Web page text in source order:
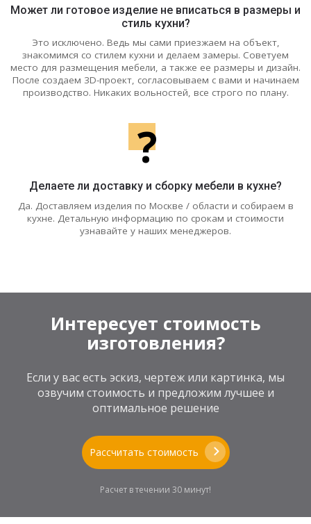
Может ли готовое изделие не вписаться в размеры и
стиль кухни?
Это исключено. Ведь мы сами приезжаем на объект,
знакомимся со стилем кухни и делаем замеры. Советуем
место для размещения мебели, а также ее размеры и дизайн.
После создаем 3D-проект, согласовываем с вами и начинаем
производство. Никаких вольностей, все строго по плану.
?
Делаете ли доставку и сборку мебели в кухне?
Да. Доставляем изделия по Москве / области и собираем в
кухне. Детальную информацию по срокам и стоимости
узнавайте у наших менеджеров.
Интересует стоимость
изготовления?
Если у вас есть эскиз, чертеж или картинка, мы
озвучим стоимость и предложим лучшее и
оптимальное решение
Рассчитать стоимость
Расчет в течении 30 минут!